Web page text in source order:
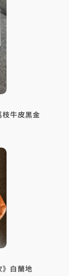
牛皮黑金
白蘭地